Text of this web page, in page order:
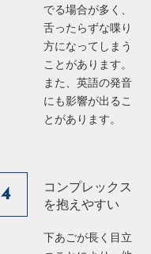
でる場合が多く、
舌ったらずな喋り
方になってしまう
ことがあります。
また、英語の発音
にも影響が出るこ
とがあります。
4
コンプレックス
を抱えやすい
下あごが長く目立